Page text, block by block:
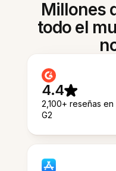
Millones
todo el
4.4
2,100+ reseñas en
G2